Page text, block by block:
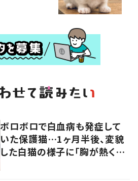
ボロボロで白血病も発症して
いた保護猫…1ヶ月半後、変貌
した白猫の様子に「胸が熱くな